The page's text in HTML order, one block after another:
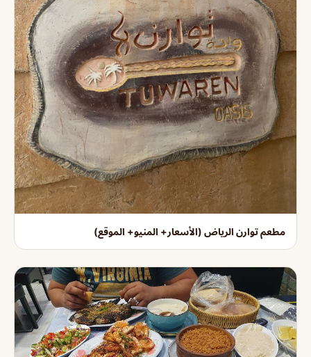
مطعم توارن الرياض (الأسعار+ المنيو+ الموقع)